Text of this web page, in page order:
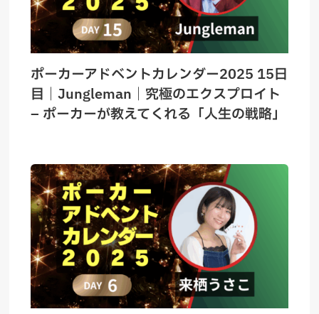
ポーカーアドベントカレンダー2025 15日
目｜Jungleman｜究極のエクスプロイト
– ポーカーが教えてくれる「人生の戦略」